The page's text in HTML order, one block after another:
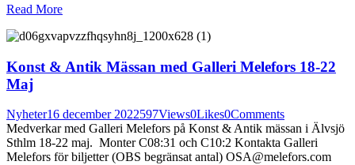
Read More
Konst & Antik Mässan med Galleri Melefors 18-22
Maj
Nyheter16 december 2022597Views0Likes0Comments
Medverkar med Galleri Melefors på Konst & Antik mässan i Älvsjö
Sthlm 18-22 maj. Monter C08:31 och C10:2 Kontakta Galleri
Melefors för biljetter (OBS begränsat antal) OSA@melefors.com